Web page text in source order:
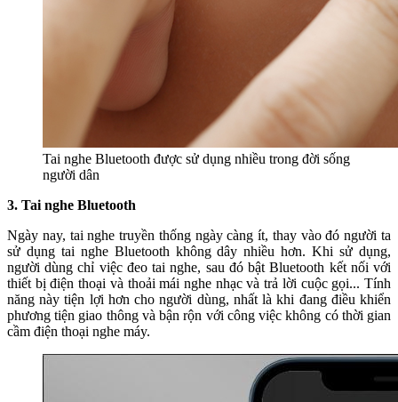
Tai nghe Bluetooth được sử dụng nhiều trong đời sống
người dân
3. Tai nghe Bluetooth
Ngày nay, tai nghe truyền thống ngày càng ít, thay vào đó người ta
sử dụng tai nghe Bluetooth không dây nhiều hơn. Khi sử dụng,
người dùng chỉ việc đeo tai nghe, sau đó bật Bluetooth kết nối với
thiết bị điện thoại và thoải mái nghe nhạc và trả lời cuộc gọi... Tính
năng này tiện lợi hơn cho người dùng, nhất là khi đang điều khiển
phương tiện giao thông và bận rộn với công việc không có thời gian
cầm điện thoại nghe máy.